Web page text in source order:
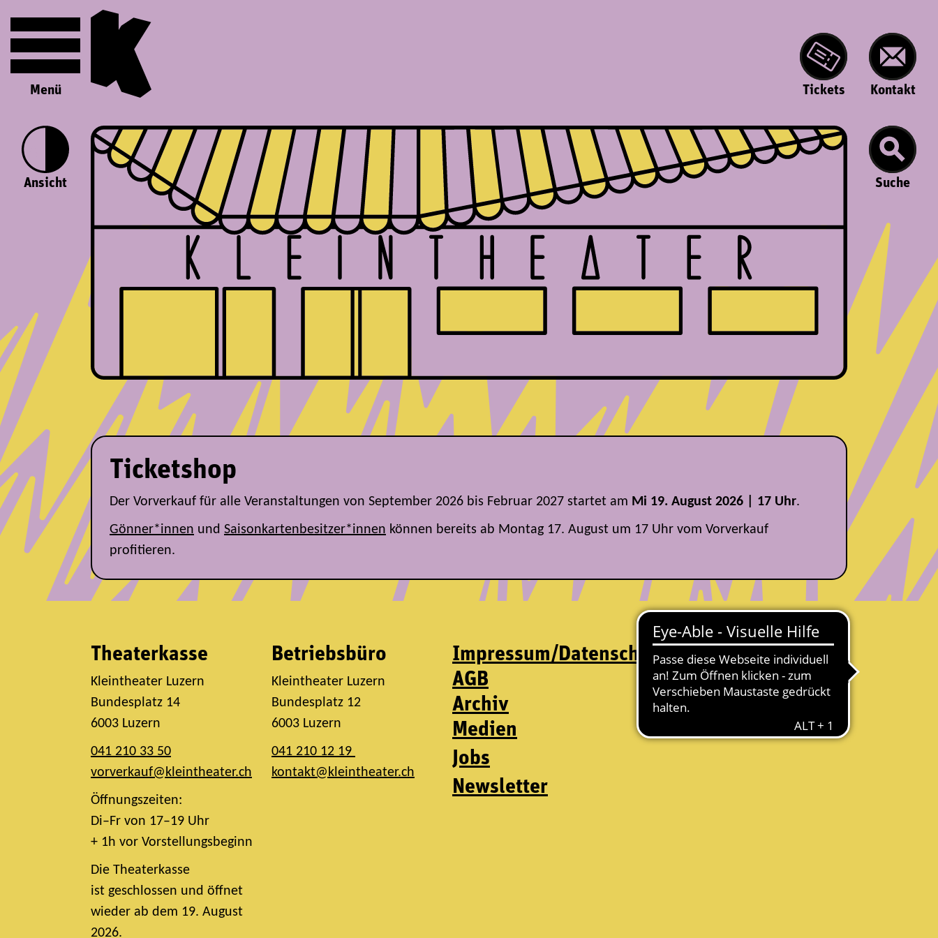
Menü Tickets Kontakt
Ansicht Suche
Ticketshop
Der Vorverkauf für alle Veranstaltungen von September 2026 bis Februar 2027 startet am Mi 19. August 2026 | 17 Uhr.
Gönner*innen und Saisonkartenbesitzer*innen können bereits ab Montag 17. August um 17 Uhr vom Vorverkauf
profitieren.
Theaterkasse
Kleintheater Luzern
Bundesplatz 14
6003 Luzern
041 210 33 50
vorverkauf@kleintheater.ch
Öffnungszeiten:
Di–Fr von 17–19 Uhr
+ 1h vor Vorstellungsbeginn
Die Theaterkasse
ist geschlossen und öffnet
wieder ab dem 19. August
2026.
Betriebsbüro
Kleintheater Luzern
Bundesplatz 12
6003 Luzern
041 210 12 19
kontakt@kleintheater.ch
Impressum/Datenschutz
AGB
Archiv
Medien
Jobs
Newsletter
Folge uns